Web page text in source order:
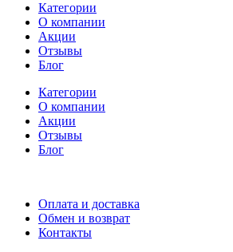
Категории
О компании
Акции
Отзывы
Блог
Категории
О компании
Акции
Отзывы
Блог
Оплата и доставка
Обмен и возврат
Контакты